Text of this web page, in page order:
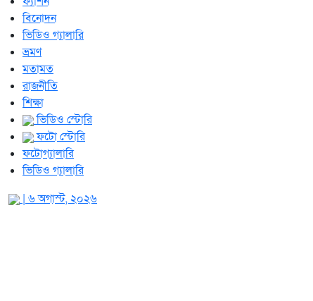
বিনোদন
ভিডিও গ্যালারি
ভ্রমণ
মতামত
রাজনীতি
শিক্ষা
ভিডিও স্টোরি
ফটো স্টোরি
ফটোগ্যালারি
ভিডিও গ্যালারি
| ৬ অগাস্ট, ২০২৬